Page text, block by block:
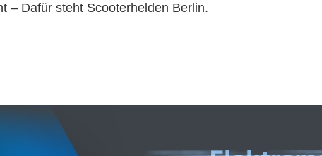
– Dafür steht Scooterhelden Berlin.